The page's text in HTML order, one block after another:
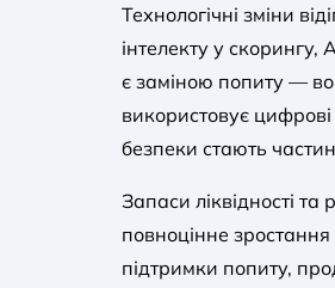
Технологічні зміни
інтелекту у
є заміною попиту —
використовує
безпеки стають
Запаси ліквідності
повноцінне
підтримки попиту,